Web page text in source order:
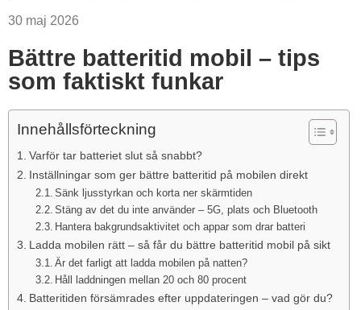
30 maj 2026
Bättre batteritid mobil – tips
som faktiskt funkar
Innehållsförteckning
Varför tar batteriet slut så snabbt?
Inställningar som ger bättre batteritid på mobilen direkt
Sänk ljusstyrkan och korta ner skärmtiden
Stäng av det du inte använder – 5G, plats och Bluetooth
Hantera bakgrundsaktivitet och appar som drar batteri
Ladda mobilen rätt – så får du bättre batteritid mobil på sikt
Är det farligt att ladda mobilen på natten?
Håll laddningen mellan 20 och 80 procent
Batteritiden försämrades efter uppdateringen – vad gör du?